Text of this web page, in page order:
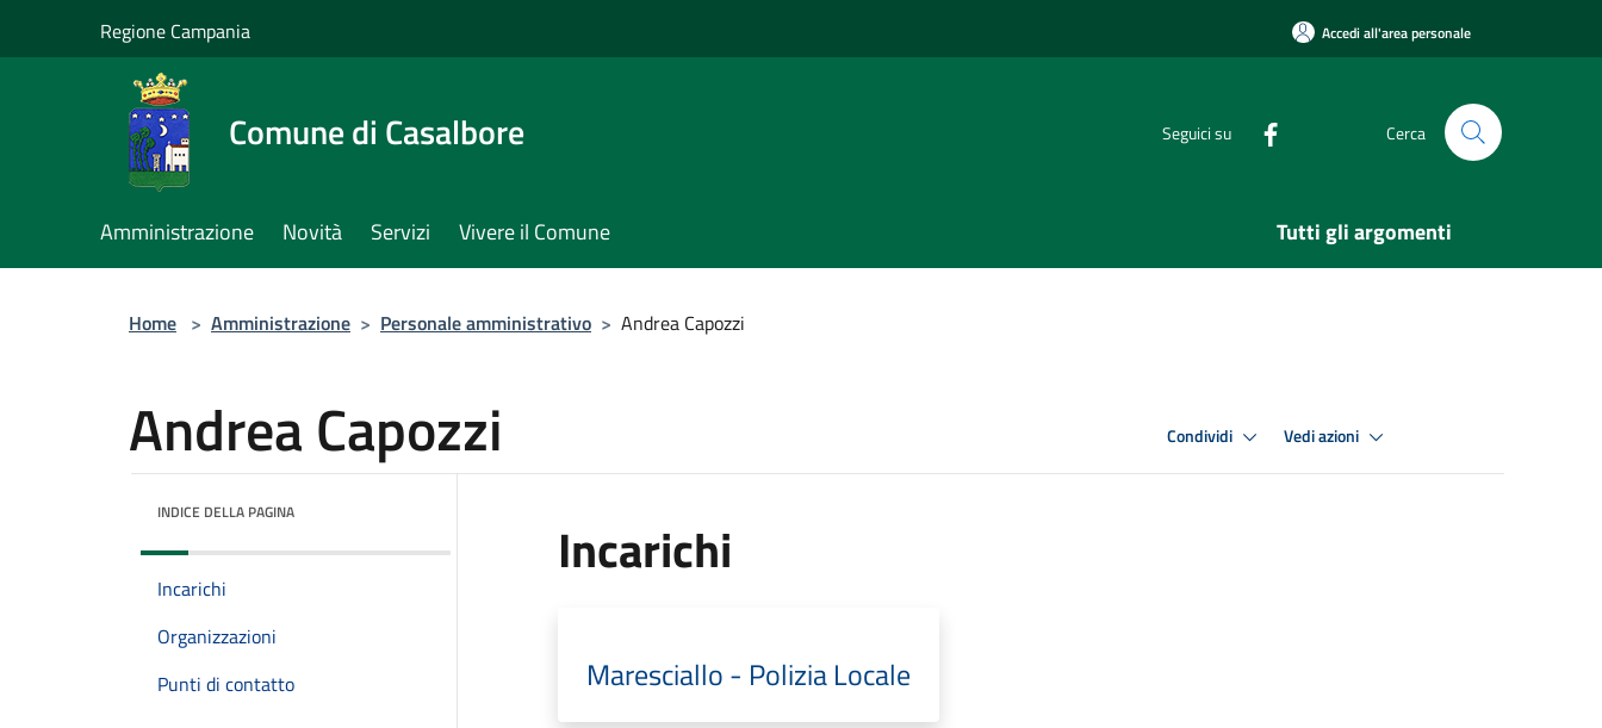
Regione Campania Accedi all'area personale
Comune di Casalbore Seguici su Cerca
Amministrazione Novità Servizi Vivere il Comune Tutti gli argomenti
Home > Amministrazione > Personale amministrativo > Andrea Capozzi
Andrea Capozzi Condividi Vedi azioni
INDICE DELLA PAGINA
Incarichi
Organizzazioni
Punti di contatto
Incarichi
Maresciallo - Polizia Locale